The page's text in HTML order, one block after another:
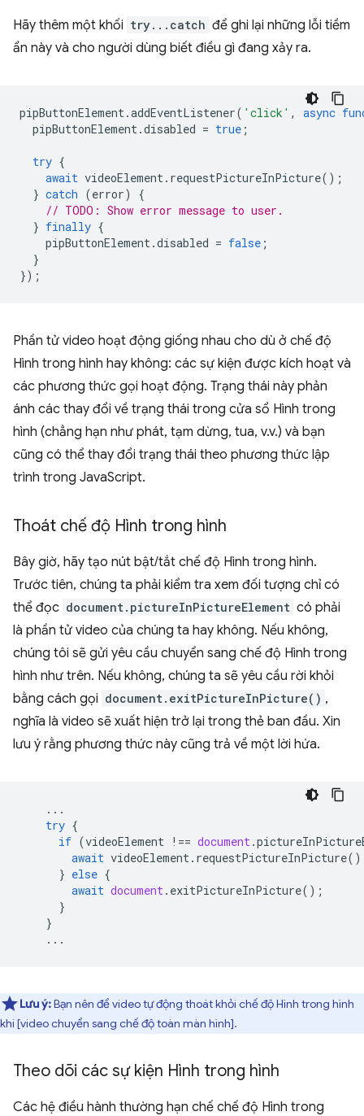
Hãy thêm một khối try...catch để ghi lại những lỗi tiềm
ẩn này và cho người dùng biết điều gì đang xảy ra.
pipButtonElement.addEventListener( 'click' , async
pipButtonElement.disabled = true ;
try {
await videoElement. requestPictureInPicture();
} catch (error)
{
// TODO: Show error message to user.
} finally {
pipButtonElement.disabled = false ;
}
});
Phần tử video hoạt động giống nhau cho dù ở chế độ
Hình trong hình hay không: các sự kiện được kích hoạt và
các phương thức gọi hoạt động. Trạng thái này phản
ánh các thay đổi về trạng thái trong cửa sổ Hình trong
hình (chẳng hạn như phát, tạm dừng, tua, v.v.) và bạn
cũng có thể thay đổi trạng thái theo phương thức lập
trình trong JavaScript.
Thoát chế độ Hình trong hình
Bây giờ, hãy tạo nút bật/tắt chế độ Hình trong hình.
Trước tiên, chúng ta phải kiểm tra xem đối tượng chỉ có
thể đọc document.pictureInPictureElement có phải
là phần tử video của chúng ta hay không. Nếu không,
chúng tôi sẽ gửi yêu cầu chuyển sang chế độ Hình trong
hình như trên. Nếu không, chúng ta sẽ yêu cầu rời khỏi
bằng cách gọi document.exitPictureInPicture() ,
nghĩa là video sẽ xuất hiện trở lại trong thẻ ban đầu. Xin
lưu ý rằng phương thức này cũng trả về một lời hứa.
...
try {
if (videoElement !== document.
await videoElement. requestPictureInPicture
} else {
await document. exitPictureInPicture();
}
}
...
Lưu ý:Bạn nên để video tự động thoát khỏi chế độ Hình trong hình
khi [video chuyển sang chế độ toàn màn hình].
Theo dõi các sự kiện Hình trong hình
Các hệ điều hành thường hạn chế chế độ Hình trong